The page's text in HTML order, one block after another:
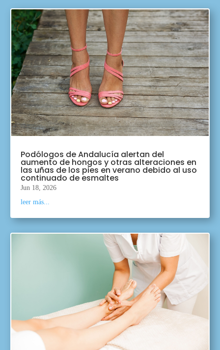
Podólogos de Andalucía alertan del
aumento de hongos y otras alteraciones en
las uñas de los pies en verano debido al uso
continuado de esmaltes
Jun 18, 2026
leer más...